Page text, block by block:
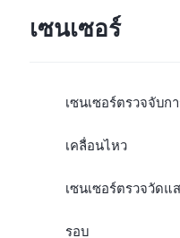
เซนเซอร์
เซนเซอร์ตรวจจับก
เคลื่อนไหว
เซนเซอร์ตรวจวัดแ
รอบ